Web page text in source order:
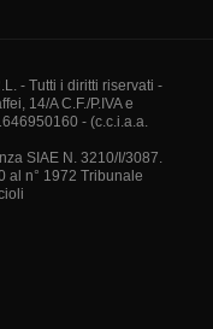
- Tutti i diritti riservati -
14/A C.F./P.IVA e
- (c.c.i.a.a.
SIAE N. 3210/I/3087.
al n° 1972 Tribunale